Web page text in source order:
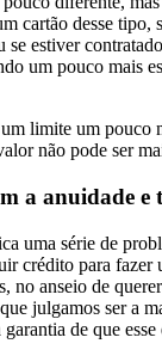
cartão desse tipo,
estiver
um pouco mais
limite um pouco
não pode ser
a anuidade e
uma série de
crédito para fazer
no anseio de
julgamos ser a
de que